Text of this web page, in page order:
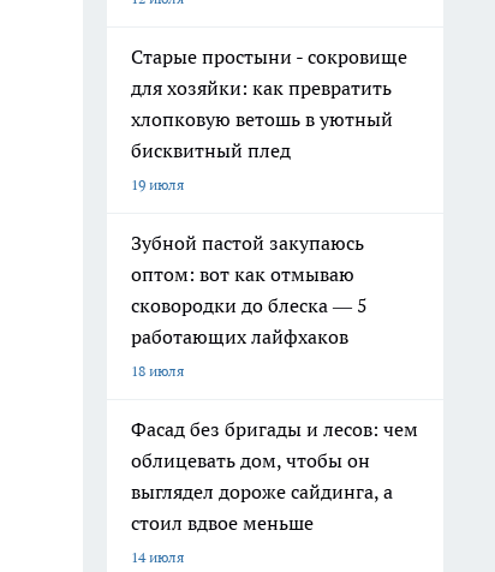
Старые простыни - сокровище
для хозяйки: как превратить
хлопковую ветошь в уютный
бисквитный плед
19 июля
Зубной пастой закупаюсь
оптом: вот как отмываю
сковородки до блеска — 5
работающих лайфхаков
18 июля
Фасад без бригады и лесов: чем
облицевать дом, чтобы он
выглядел дороже сайдинга, а
стоил вдвое меньше
14 июля